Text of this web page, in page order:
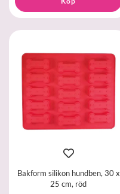
Bakform silikon hundben, 30 x
25 cm, röd